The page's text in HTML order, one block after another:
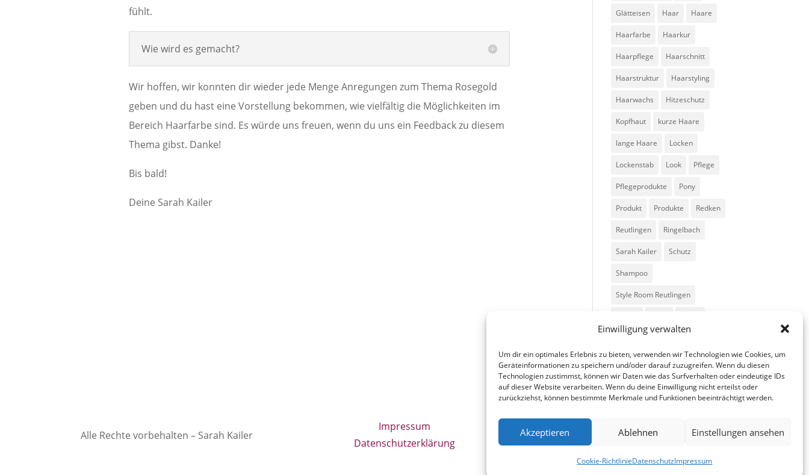
Einwilligung verwalten
Um dir ein optimales Erlebnis zu bieten, verwenden wir Technologien wie Cookies, um
Geräteinformationen zu speichern und/oder darauf zuzugreifen. Wenn du diesen
Technologien zustimmst, können wir Daten wie das Surfverhalten oder eindeutige IDs
auf dieser Website verarbeiten. Wenn du deine Einwilligung nicht erteilst oder
zurückziehst, können bestimmte Merkmale und Funktionen beeinträchtigt werden.
Akzeptieren Ablehnen Einstellungen ansehen
Cookie-RichtlinieDatenschutzImpressum
fühlt.
Wie wird es gemacht?
Wir hoffen, wir konnten dir wieder jede Menge Anregungen zum Thema Rosegold
geben und du hast eine Vorstellung bekommen, wie vielfältig die Möglichkeiten im
Bereich Haarfarbe sind. Es würde uns freuen, wenn du uns ein Feedback zu diesem
Thema gibst. Danke!
Bis bald!
Deine Sarah Kailer
Glätteisen Haar Haare
Haarfarbe Haarkur
Haarpflege Haarschnitt
Haarstruktur Haarstyling
Haarwachs Hitzeschutz
Kopfhaut kurze Haare
lange Haare Locken
Lockenstab Look Pflege
Pflegeprodukte Pony
Produkt Produkte Redken
Reutlingen Ringelbach
Sarah Kailer Schutz
Shampoo
Style Room Reutlingen
Trends
Alle Rechte vorbehalten – Sarah Kailer
Impressum
Datenschutzerklärung
fain g